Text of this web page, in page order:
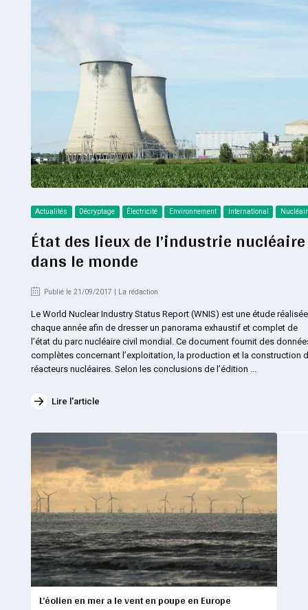
Actualités Décryptage Électricité Environnement International
État des lieux de l’industrie nucléaire
dans le monde
Publié le 21/09/2017 | La rédaction
Le World Nuclear Industry Status Report (WNIS) est une étude réalisée
chaque année afin de dresser un panorama exhaustif et complet de
l’état du parc nucléaire civil mondial. Ce document fournit des
complètes concernant l’exploitation, la production et la construction
réacteurs nucléaires. Selon les conclusions de l’édition ...
Lire l'article
L’éolien en mer a le vent en poupe en Europe